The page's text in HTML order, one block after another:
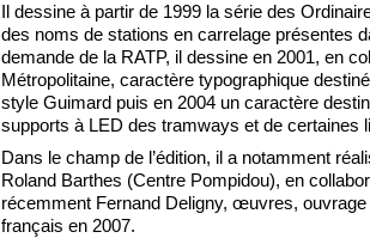
Il dessine à partir de 1999 la série des
des noms de stations en carrelage présentes
demande de la RATP, il dessine en 2001, en
Métropolitaine, caractère typographique
style Guimard puis en 2004 un caractère
supports à LED des tramways et de certaines
Dans le champ de l’édition, il a notamment
Roland Barthes (Centre Pompidou), en
récemment Fernand Deligny, œuvres,
français en 2007.